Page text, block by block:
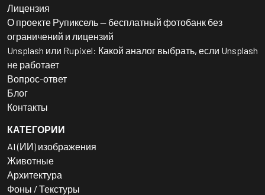
Лицензия
О проекте Рупиксель — бесплатный фотобанк без
ограничений и лицензий
Unsplash или Rupixel: Какой аналог выбрать, если Unsplash
не работает
Вопрос-ответ
Блог
Контакты
КАТЕГОРИИ
AI (ИИ) изображения
Животные
Архитектура
Фоны / Текстуры